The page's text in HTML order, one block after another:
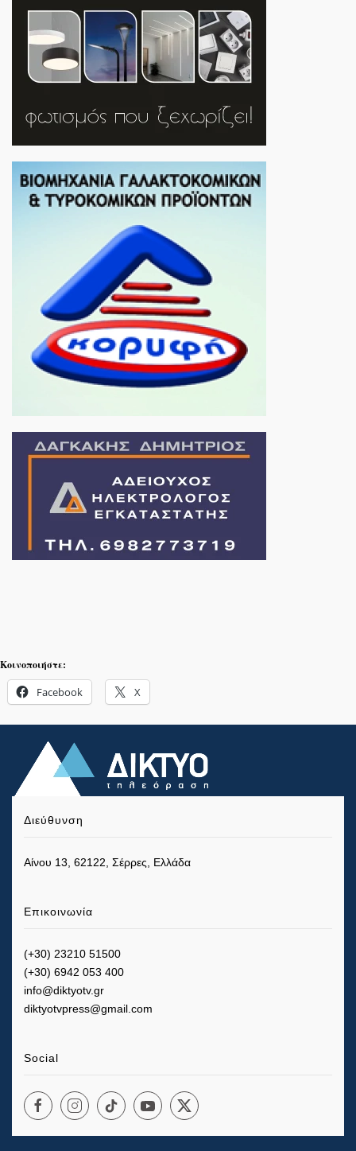
Κοινοποιήστε:
Facebook X
Διεύθυνση
Αίνου 13, 62122, Σέρρες, Ελλάδα
Επικοινωνία
(+30) 23210 51500
(+30) 6942 053 400
info@diktyotv.gr
diktyotvpress@gmail.com
Social